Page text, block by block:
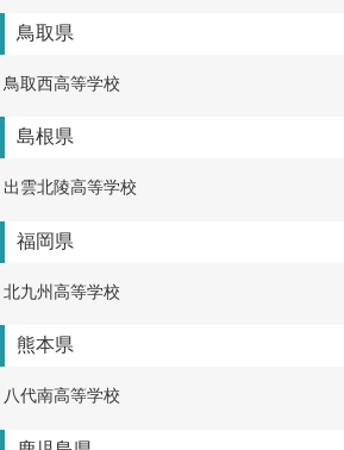
鳥取県
鳥取西高等学校
島根県
出雲北陵高等学校
福岡県
北九州高等学校
熊本県
八代南高等学校